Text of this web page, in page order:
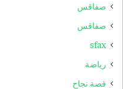
صفاقس
صفاقس
sfax
رياضة
قصة نجاح